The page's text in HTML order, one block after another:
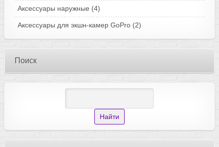
Аксессуары наружные (4)
Аксессуары для экшн-камер GoPro (2)
Поиск